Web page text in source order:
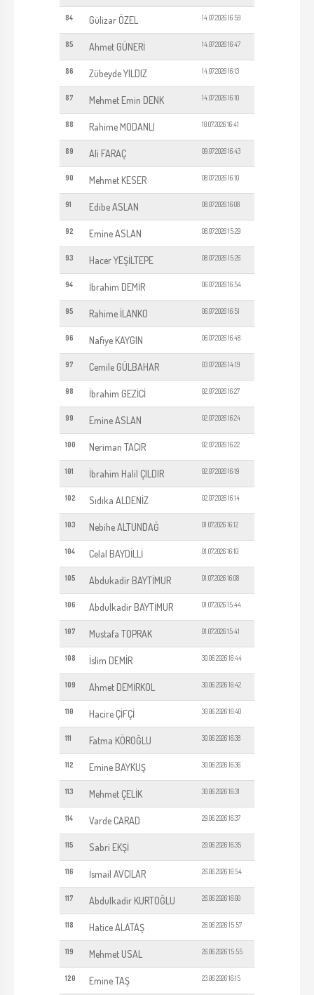
84 Gülizar ÖZEL 14.07.2026 16:59
85 Ahmet GÜNERİ 14.07.2026 16:47
86 Zübeyde YILDIZ 14.07.2026 16:13
87 Mehmet Emin DENK 14.07.2026 16:10
88 Rahime MODANLI 10.07.2026 16:41
89 Ali FARAÇ 09.07.2026 16:43
90 Mehmet KESER 08.07.2026 16:10
91 Edibe ASLAN 08.07.2026 16:08
92 Emine ASLAN 08.07.2026 15:29
93 Hacer YEŞİLTEPE 08.07.2026 15:26
94 İbrahim DEMİR 06.07.2026 16:54
95 Rahime İLANKO 06.07.2026 16:51
96 Nafiye KAYGIN 06.07.2026 16:48
97 Cemile GÜLBAHAR 03.07.2026 14:19
98 İbrahim GEZİCİ 02.07.2026 16:27
99 Emine ASLAN 02.07.2026 16:24
100 Neriman TACİR 02.07.2026 16:22
101 İbrahim Halil ÇILDIR 02.07.2026 16:19
102 Sıdıka ALDENİZ 02.07.2026 16:14
103 Nebihe ALTUNDAĞ 01.07.2026 16:12
104 Celal BAYDİLLİ 01.07.2026 16:10
105 Abdukadir BAYTİMUR 01.07.2026 16:08
106 Abdulkadir BAYTİMUR 01.07.2026 15:44
107 Mustafa TOPRAK 01.07.2026 15:41
108 İslim DEMİR 30.06.2026 16:44
109 Ahmet DEMİRKOL 30.06.2026 16:42
110 Hacire ÇİFÇİ 30.06.2026 16:40
111 Fatma KÖROĞLU 30.06.2026 16:38
112 Emine BAYKUŞ 30.06.2026 16:36
113 Mehmet ÇELİK 30.06.2026 16:31
114 Varde CARAD 29.06.2026 16:37
115 Sabri EKŞİ 29.06.2026 16:35
116 İsmail AVCILAR 26.06.2026 16:54
117 Abdulkadir KURTOĞLU 26.06.2026 16:00
118 Hatice ALATAŞ 26.06.2026 15:57
119 Mehmet USAL 26.06.2026 15:55
120 Emine TAŞ 23.06.2026 16:15